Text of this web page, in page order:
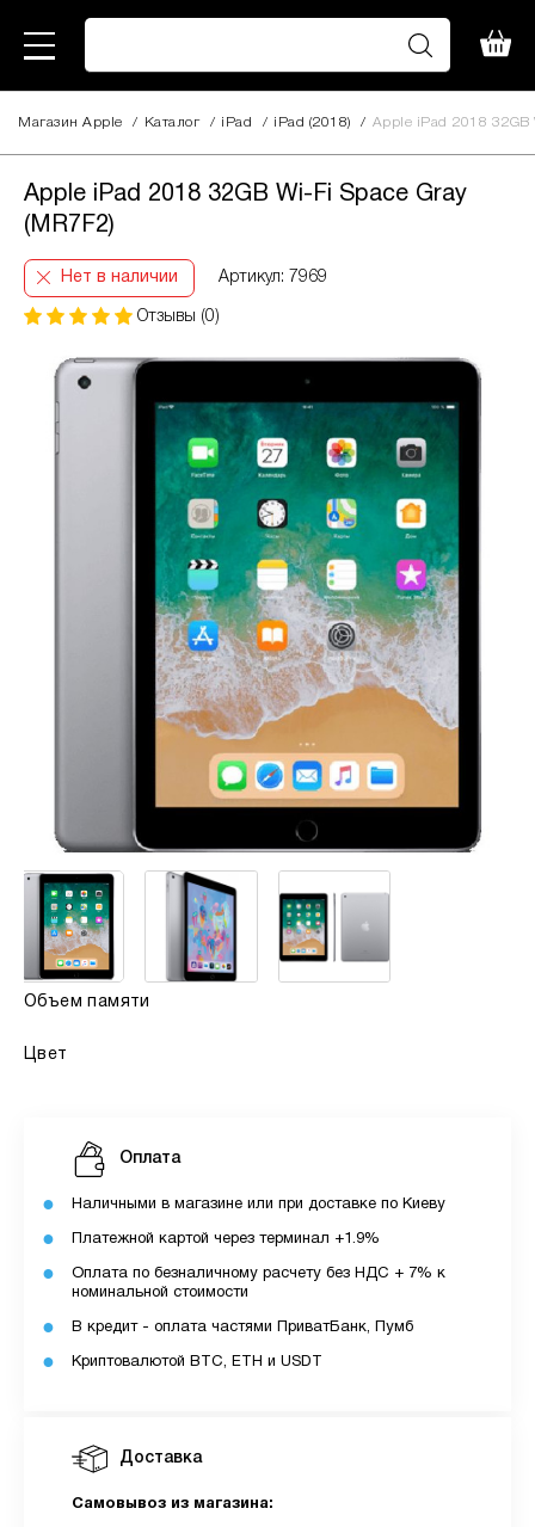
Магазин Apple / Каталог / iPad / iPad (2018) / Apple iPad 2018 32GB
Apple iPad 2018 32GB Wi-Fi Space Gray
(MR7F2)
Нет в наличии Артикул: 7969
Отзывы (0)
Объем памяти
Цвет
Доставка
Самовывоз из магазина:
Оплата
Наличными в магазине или при доставке по Киеву
Платежной картой через терминал +1.9%
Оплата по безналичному расчету без НДС + 7% к
номинальной стоимости
В кредит - оплата частями ПриватБанк, Пумб
Криптовалютой BTC, ETH и USDT